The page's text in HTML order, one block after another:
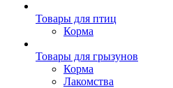
Товары для птиц
Корма
Товары для грызунов
Корма
Лакомства